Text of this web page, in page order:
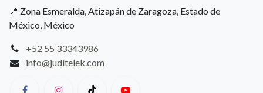
📍 Zona Esmeralda, Atizapán de Zaragoza, Estado de
México, México
+52 55 33343986
info@juditelek.com